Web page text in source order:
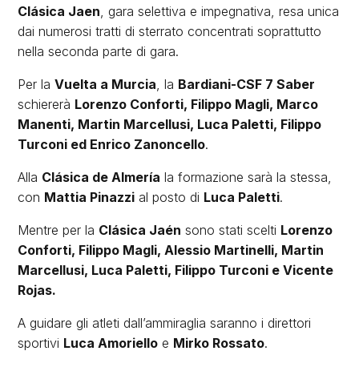
Clásica Jaen, gara selettiva e impegnativa, resa unica
dai numerosi tratti di sterrato concentrati soprattutto
nella seconda parte di gara.
Per laVuelta a Murcia, la Bardiani-CSF 7 Saber
schiererà Lorenzo Conforti, Filippo Magli, Marco
Manenti, Martin Marcellusi, Luca Paletti, Filippo
Turconi ed Enrico Zanoncello.
Alla Clásica de Almería la formazione sarà la stessa,
con Mattia Pinazzi al posto di Luca Paletti.
Mentre per la Clásica Jaén sono stati scelti Lorenzo
Conforti, Filippo Magli, Alessio Martinelli, Martin
Marcellusi, Luca Paletti, Filippo Turconi e Vicente
Rojas.
A guidare gli atleti dall’ammiraglia saranno i direttori
sportivi Luca Amoriello e Mirko Rossato.